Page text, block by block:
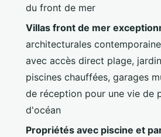
du front de mer
Villas front de mer
architecturales
avec accès direct plage,
piscines chauffées, garages
de réception pour une vie de
d'océan
Propriétés avec piscine et